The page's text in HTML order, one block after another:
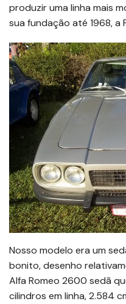
produzir uma linha mais
sua fundação até 1968, a
Nosso modelo era um
bonito, desenho
Alfa Romeo 2600 sedã
cilindros em linha, 2.584